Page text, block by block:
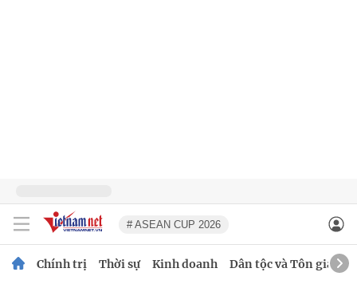
# ASEAN CUP 2026
Chính trị Thời sự Kinh doanh Dân tộc và Tôn giáo